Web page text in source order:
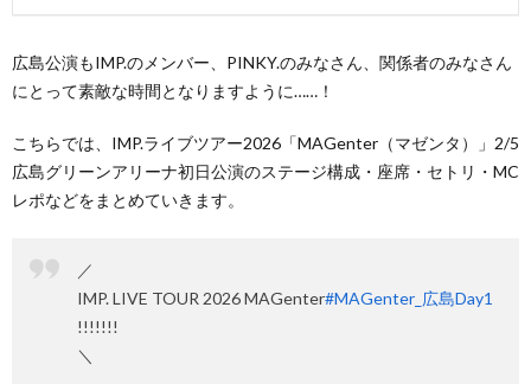
広島公演もIMP.のメンバー、PINKY.のみなさん、関係者のみなさん
にとって素敵な時間となりますように……！
こちらでは、IMP.ライブツアー2026「MAGenter（マゼンタ）」2/5
広島グリーンアリーナ初日公演のステージ構成・座席・セトリ・MC
レポなどをまとめていきます。
／
IMP. LIVE TOUR 2026 MAGenter#MAGenter_広島Day1
!!!!!!!
＼